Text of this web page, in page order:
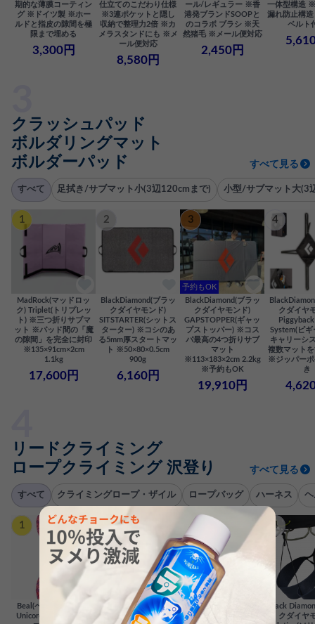
期的な薄膜コーティン
グ ※ドイツ製 ※ホー
ルドと指皮の隙間を極
限まで埋める
3,300円
仕立てのこだわり仕様
※3連ポケットと隠し
収納で整理力2倍 ※カ
メラスタンドにも ※メ
ール便対応
8,580円
ール/レギュラー ※香
港発ブランドSOOPと
のコラボ ブラシ ※天
然猪毛 ※メール便対応
2,450円
一体型構造
漏れ防止構
ベルト
クラッシュパッド
ボルダリングマット
ボルダーパッド
すべて見る
すべて 足拭き/サブマット小(3辺120cmまで) 小型/サブマット大(3
1
MadRock(マッドロッ
ク) Triplet(トリプレッ
ト) ※三つ折りサブマ
ット ※パッド間の「魔
の隙間」を完全に封印
※135×91cm×2cm
1.1kg
17,600円
2
BlackDiamond(ブラッ
クダイヤモンド)
SITSTARTER(シットス
ターター) ※コシのあ
る5mm厚スタートマッ
ト ※50×80×0.5cm
900g
6,160円
3
予約もOK
BlackDiamond(ブラッ
クダイヤモンド)
GAPSTOPPER(ギャッ
プストッパー) ※コス
パ最高の4つ折りサブ
マット
※113×183×2cm 2.2kg
※予約もOK
19,910円
4
クダイヤ
System(ピギ
キャリーシ
複数マット
※ジッパーポ
き
リードクライミング
ロープクライミング 沢登り
すべて見る
すべて クライミングロープ・ザイル ロープバッグ ハーネス
1
Beal(ベアール) Berlin
Unicore(ベルリンユニ
Beal(ベアール)
MADMAX(マッドマッ
3
Black Diamond(ブラッ
クダイヤモンド)
4
Black
クダイヤ